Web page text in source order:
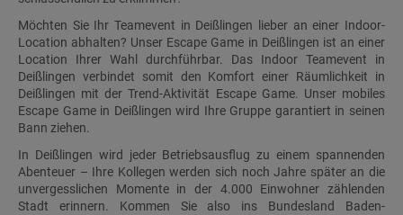
Möchten Sie Ihr Teamevent in Deißlingen lieber an einer Indoor-
Location abhalten? Unser Escape Game in Deißlingen ist an einer
Location Ihrer Wahl durchführbar. Das Indoor Teamevent in
Deißlingen verbindet somit den Komfort einer Räumlichkeit in
Deißlingen mit der Trend-Aktivität Escape Game. Unser mobiles
Escape Game in Deißlingen wird Ihre Gruppe garantiert in seinen
Bann ziehen.
In Deißlingen wird jeder Betriebsausflug zu einem spannenden
Abenteuer – Ihre Kollegen werden sich noch Jahre später an die
unvergesslichen Momente in der 4.000 Einwohner zählenden
Stadt erinnern. Kommen Sie also ins Bundesland Baden-